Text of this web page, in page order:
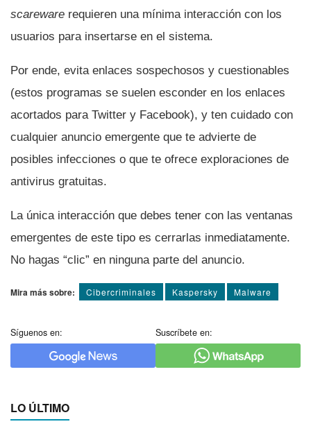
scareware requieren una mí­nima interacción con los
usuarios para insertarse en el sistema.
Por ende, evita enlaces sospechosos y cuestionables
(estos programas se suelen esconder en los enlaces
acortados para Twitter y Facebook), y ten cuidado con
cualquier anuncio emergente que te advierte de
posibles infecciones o que te ofrece exploraciones de
antivirus gratuitas.
La única interacción que debes tener con las ventanas
emergentes de este tipo es cerrarlas inmediatamente.
No hagas “clic” en ninguna parte del anuncio.
Mira más sobre: Cibercriminales Kaspersky Malware
Síguenos en: Suscríbete en:
LO ÚLTIMO